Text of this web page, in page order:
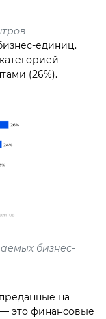
единиц.
(26%).
бизнес-
на
это финансовые